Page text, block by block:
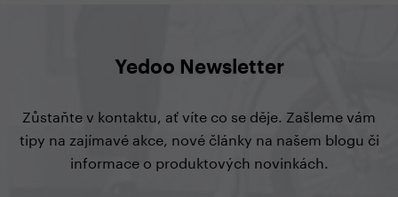
Yedoo Newsletter
Zůstaňte v kontaktu, ať víte co se děje. Zašleme vám
tipy na zajímavé akce, nové články na našem blogu či
informace o produktových novinkách.